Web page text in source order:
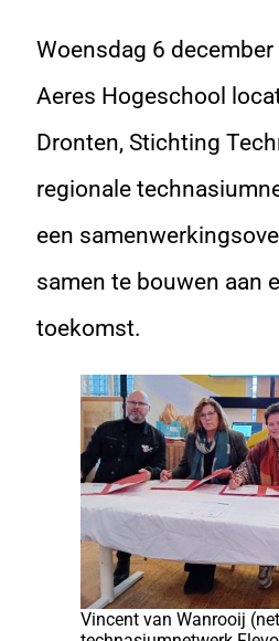
Woensdag 6
Aeres Hogeschool
Dronten, Stichting
regionale
een
samen te bouwen aan
toekomst.
Vincent van Wanrooij